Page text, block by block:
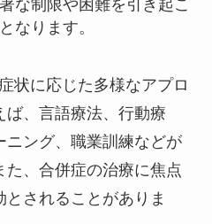
な制限や困難を引き起こ
なります。​
状に応じた多様なアプロ
ば、言語療法、行動療
ニング、職業訓練などが
、合併症の治療に焦点
されることがありま